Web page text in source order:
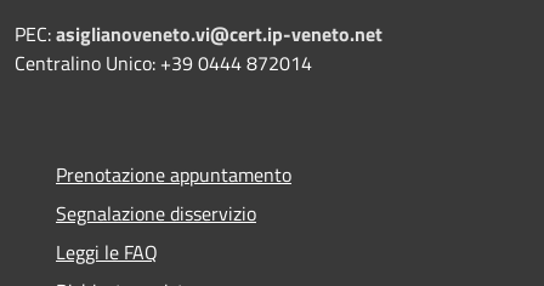
PEC:asiglianoveneto.vi@cert.ip-veneto.net
Centralino Unico: +39 0444 872014
Prenotazione appuntamento
Segnalazione disservizio
Leggi le FAQ